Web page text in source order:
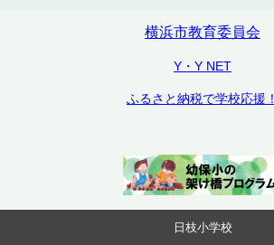
横浜市教育委員会
Y・Y NET
ふるさと納税で学校応援！
日枝小学校